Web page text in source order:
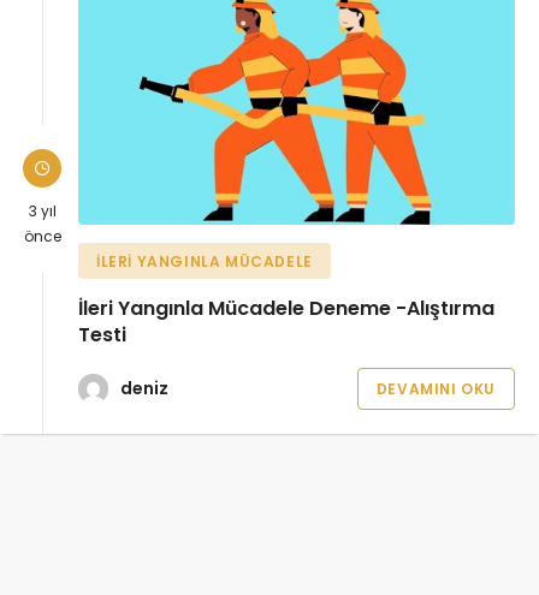
3 yıl
önce
İLERI YANGINLA MÜCADELE
İleri Yangınla Mücadele Deneme -Alıştırma
Testi
deniz DEVAMINI OKU